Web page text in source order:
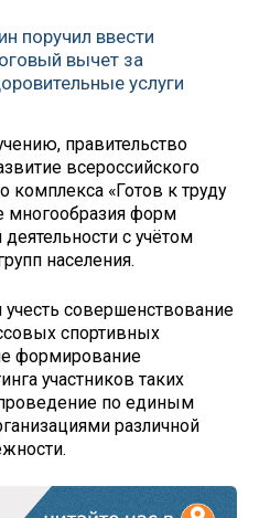
поручил ввести
вычет за
услуги
правительство
всероссийского
комплекса «Готов к труду
многообразия форм
с учётом
населения.
совершенствование
спортивных
формирование
участников таких
по единым
различной